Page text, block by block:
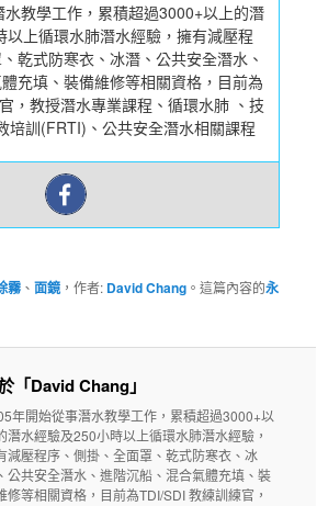
教學工作，累積超過3000+以上的潛
以上循環水肺潛水經驗，擁有減壓程
乾式防寒衣、冰潛、公共安全潛水、
充填、裝備維修等相關資格，目前為
，教授潛水專業課程、循環水肺 、技
培訓(FRTI)、公共安全潛水相關課程
霧 、面鏡 ，作者: David Chang 。這篇內容的永
「David Chang」
年開始從事潛水教學工作，累積超過3000+以
潛水經驗及250小時以上循環水肺潛水經驗，
減壓程序、側掛、全面罩、乾式防寒衣、冰
公共安全潛水、進階沉船、混合氣體充填、裝
修等相關資格，目前為TDI/SDI 教練訓練官，